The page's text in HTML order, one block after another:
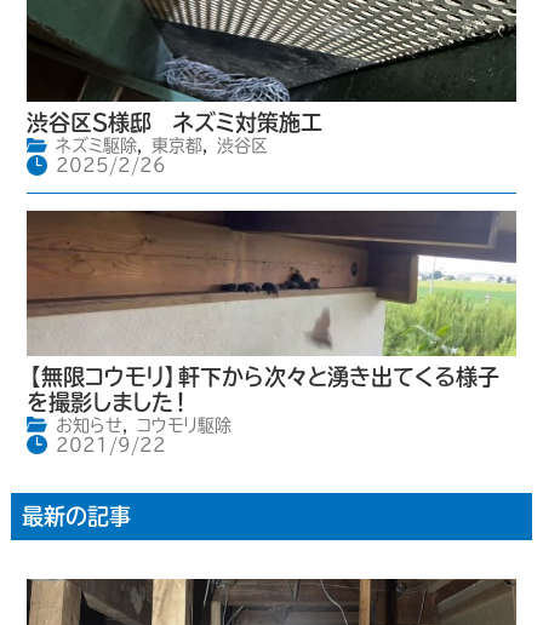
渋谷区S様邸 ネズミ対策施工
ネズミ駆除, 東京都,
渋谷区
2025/2/26
【無限コウモリ】軒下から次々と湧き出てくる様子
を撮影しました！
お知らせ,
コウモリ駆除
2021/9/22
最新の記事